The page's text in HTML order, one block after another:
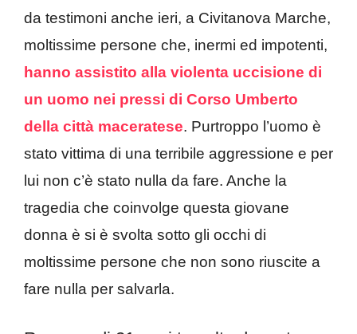
da testimoni anche ieri, a Civitanova Marche,
moltissime persone che, inermi ed impotenti,
hanno assistito alla violenta uccisione di
un uomo nei pressi di Corso Umberto
della città maceratese. Purtroppo l’uomo è
stato vittima di una terribile aggressione e per
lui non c’è stato nulla da fare. Anche la
tragedia che coinvolge questa giovane
donna è si è svolta sotto gli occhi di
moltissime persone che non sono riuscite a
fare nulla per salvarla.